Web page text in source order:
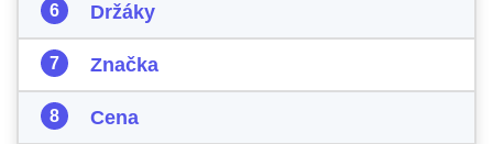
Držáky
Značka
Cena